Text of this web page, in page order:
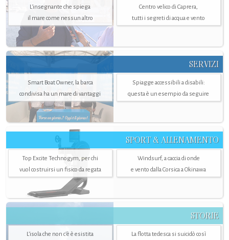
L'insegnante che spiega
il mare come nessun altro
Centro velico di Caprera,
tutti i segreti di acqua e vento
SERVIZI
Smart Boat Owner, la barca
condivisa ha un mare di vantaggi
Spiagge accessibili a disabili:
questa è un esempio da seguire
SPORT & ALLENAMENTO
Top Excite Technogym, per chi
vuol costruirsi un fisico da regata
Windsurf, a caccia di onde
e vento dalla Corsica a Okinawa
STORIE
L’isola che non c'è è esistita
La flotta tedesca si suicidò così